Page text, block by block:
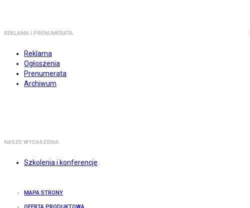
REKLAMA I PRENUMERATA
Reklama
Ogłoszenia
Prenumerata
Archiwum
NASZE WYDARZENIA
Szkolenia i konferencje
MAPA STRONY